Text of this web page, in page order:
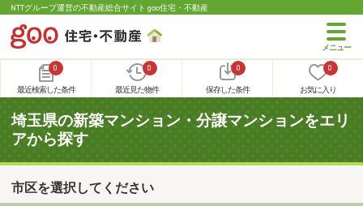
NTTグループ運営の不動産総合サイト goo住宅・不動産
0
最近検索した条件
0
最近見た物件
0
保存した条件
0
お気に入り
埼玉県の新築マンション・分譲マンションをエリ
アから探す
市区を選択してください